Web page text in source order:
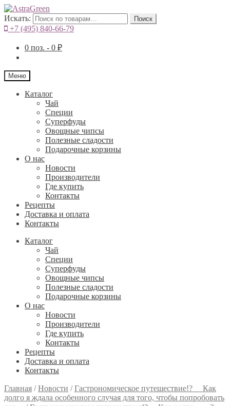
Искать: Поиск
+7 (495) 840-66-79
0 поз. - 0 ₽
Меню
Каталог
Чай
Специи
Cуперфуды
Овощные чипсы
Полезные сладости
Подарочные корзины
О нас
Новости
Производители
Где купить
Контакты
Рецепты
Доставка и оплата
Контакты
Каталог
Чай
Специи
Cуперфуды
Овощные чипсы
Полезные сладости
Подарочные корзины
О нас
Новости
Производители
Где купить
Контакты
Рецепты
Доставка и оплата
Контакты
Главная /Новости /Гастрономическое путешествие!? ⠀ Как
долго я ждала особенного случая для того, чтобы попробовать